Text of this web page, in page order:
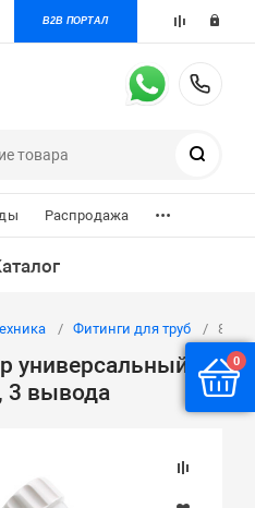
B2B ПОРТАЛ
Распродажа ...
Фитинги для труб
универсальный
3 вывода
0